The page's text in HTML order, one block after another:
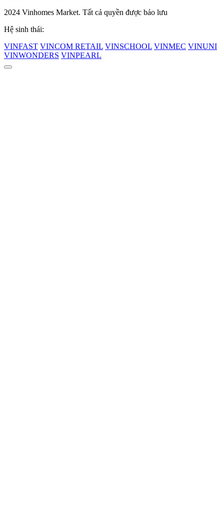
2024 Vinhomes Market. Tất cả quyền được bảo lưu
Hệ sinh thái:
VINFAST VINCOM RETAIL VINSCHOOL VINMEC VINUNI
VINWONDERS VINPEARL